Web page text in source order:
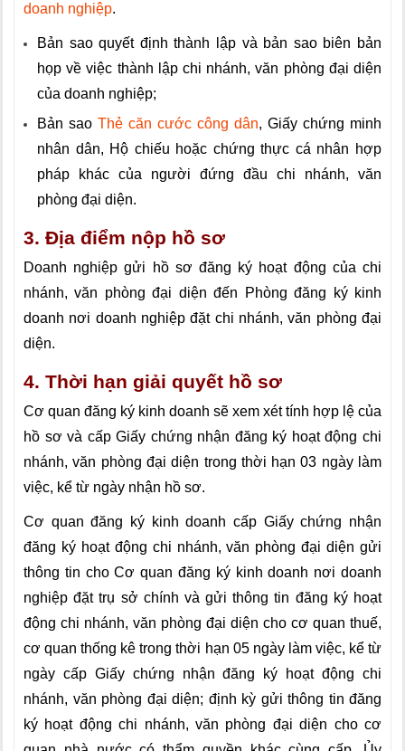
doanh nghiệp.
Bản sao quyết định thành lập và bản sao biên bản
họp về việc thành lập chi nhánh, văn phòng đại diện
của doanh nghiệp;
Bản sao Thẻ căn cước công dân, Giấy chứng minh
nhân dân, Hộ chiếu hoặc chứng thực cá nhân hợp
pháp khác của người đứng đầu chi nhánh, văn
phòng đại diện.
3. Địa điểm nộp hồ sơ
Doanh nghiệp gửi hồ sơ đăng ký hoạt động của chi
nhánh, văn phòng đại diện đến Phòng đăng ký kinh
doanh nơi doanh nghiệp đặt chi nhánh, văn phòng đại
diện.
4. Thời hạn giải quyết hồ sơ
Cơ quan đăng ký kinh doanh sẽ xem xét tính hợp lệ của
hồ sơ và cấp Giấy chứng nhận đăng ký hoạt động chi
nhánh, văn phòng đại diện trong thời hạn 03 ngày làm
việc, kể từ ngày nhận hồ sơ.
Cơ quan đăng ký kinh doanh cấp Giấy chứng nhận
đăng ký hoạt động chi nhánh, văn phòng đại diện gửi
thông tin cho Cơ quan đăng ký kinh doanh nơi doanh
nghiệp đặt trụ sở chính và gửi thông tin đăng ký hoạt
động chi nhánh, văn phòng đại diện cho cơ quan thuế,
cơ quan thống kê trong thời hạn 05 ngày làm việc, kể từ
ngày cấp Giấy chứng nhận đăng ký hoạt động chi
nhánh, văn phòng đại diện; định kỳ gửi thông tin đăng
ký hoạt động chi nhánh, văn phòng đại diện cho cơ